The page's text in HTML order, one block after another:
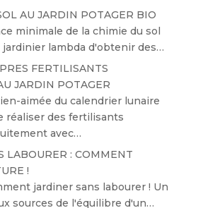
AU JARDIN POTAGER BIO
minimale de la chimie du sol
lambda d'obtenir des…
FERTILISANTS
JARDIN POTAGER
aimée du calendrier lunaire
réaliser des fertilisants
avec…
LABOURER : COMMENT
!
jardiner sans labourer ! Un
sources de l'équilibre d'un…